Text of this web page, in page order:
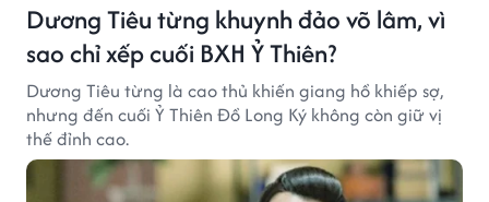
Dương Tiêu từng khuynh đảo võ lâm, vì
sao chỉ xếp cuối BXH Ỷ Thiên?
Dương Tiêu từng là cao thủ khiến giang hồ khiếp sợ,
nhưng đến cuối Ỷ Thiên Đồ Long Ký không còn giữ vị
thế đỉnh cao.